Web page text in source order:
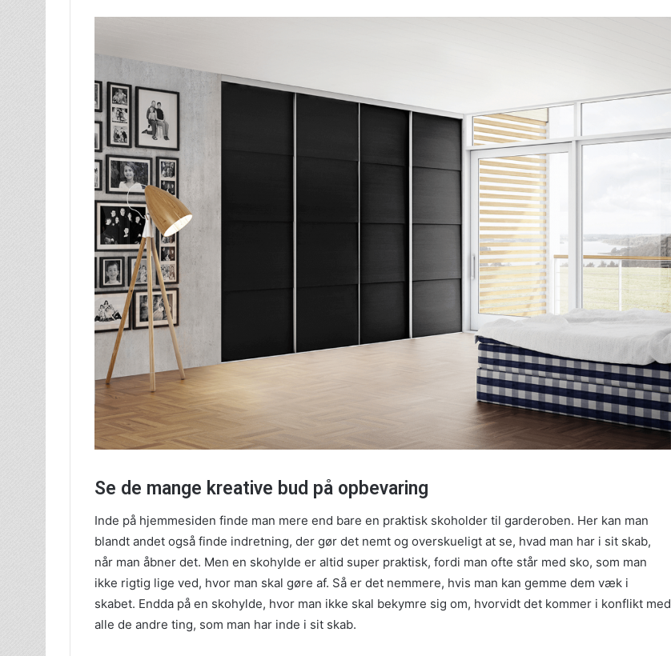
Se de mange kreative bud på opbevaring
Inde på hjemmesiden finde man mere end bare en praktisk skoholder til garderoben. Her kan man
blandt andet også finde indretning, der gør det nemt og overskueligt at se, hvad man har i sit skab,
når man åbner det. Men en skohylde er altid super praktisk, fordi man ofte står med sko, som man
ikke rigtig lige ved, hvor man skal gøre af. Så er det nemmere, hvis man kan gemme dem væk i
skabet. Endda på en skohylde, hvor man ikke skal bekymre sig om, hvorvidt det kommer i konflikt med
alle de andre ting, som man har inde i sit skab.